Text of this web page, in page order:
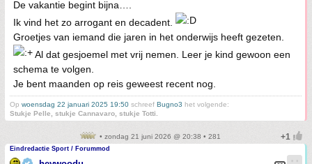
De vakantie begint bijna….
Ik vind het zo arrogant en decadent.
Groetjes van iemand die jaren in het onderwijs heeft gezeten.
Al dat gesjoemel met vrij nemen. Leer je kind gewoon een
schema te volgen.
Je bent maanden op reis geweest recent nog.
Op woensdag 22 januari 2025 19:50 schreef Bugno3 het volgende:
Stukje Pelle, stukje Cannavaro, stukje Totti.
• zondag 21 juni 2026 @ 20:38 • 281
Eindredactie Sport / Forummod